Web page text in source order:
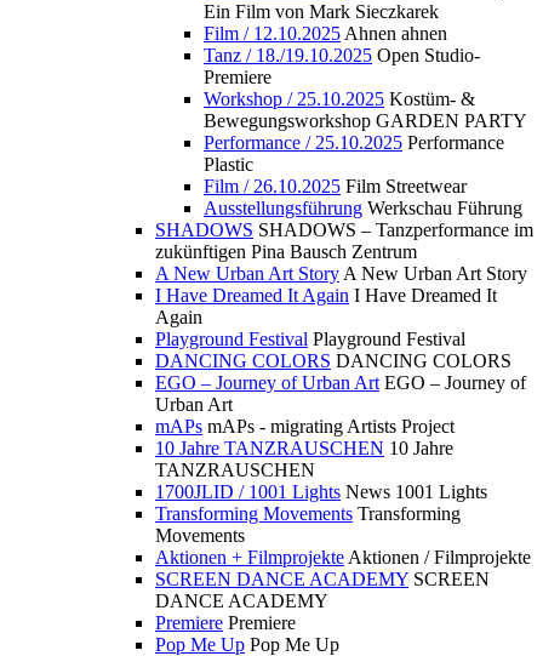
Ein Film von Mark Sieczkarek
Film / 12.10.2025 Ahnen ahnen
Tanz / 18./19.10.2025 Open Studio-
Premiere
Workshop / 25.10.2025 Kostüm- &
Bewegungsworkshop GARDEN PARTY
Performance / 25.10.2025 Performance
Plastic
Film / 26.10.2025 Film Streetwear
Ausstellungsführung Werkschau Führung
SHADOWS SHADOWS – Tanzperformance im
zukünftigen Pina Bausch Zentrum
A New Urban Art Story A New Urban Art Story
I Have Dreamed It Again I Have Dreamed It
Again
Playground Festival Playground Festival
DANCING COLORS DANCING COLORS
EGO – Journey of Urban Art EGO – Journey of
Urban Art
mAPs mAPs - migrating Artists Project
10 Jahre TANZRAUSCHEN 10 Jahre
TANZRAUSCHEN
1700JLID / 1001 Lights News 1001 Lights
Transforming Movements Transforming
Movements
Aktionen + Filmprojekte Aktionen / Filmprojekte
SCREEN DANCE ACADEMY SCREEN
DANCE ACADEMY
Premiere Premiere
Pop Me Up Pop Me Up